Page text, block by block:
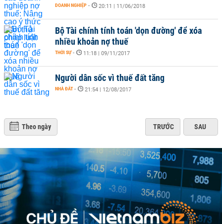
DOANH NGHIỆP - 20:11 | 11/06/2018
Bộ Tài chính tính toán 'dọn đường' để xóa
nhiều khoản nợ thuế
THỜI SỰ - 11:18 | 09/11/2017
Người dân sốc vì thuế đất tăng
NHÀ ĐẤT - 21:54 | 12/08/2017
Theo ngày TRƯỚC SAU